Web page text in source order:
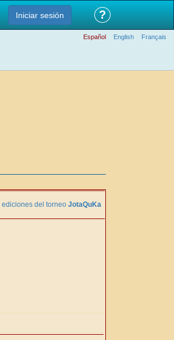
Iniciar sesión ?
Español English Français
ediciones del torneo JotaQuKa